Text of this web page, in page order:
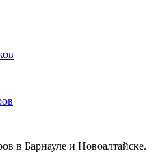
в Барнауле и Новоалтайске.